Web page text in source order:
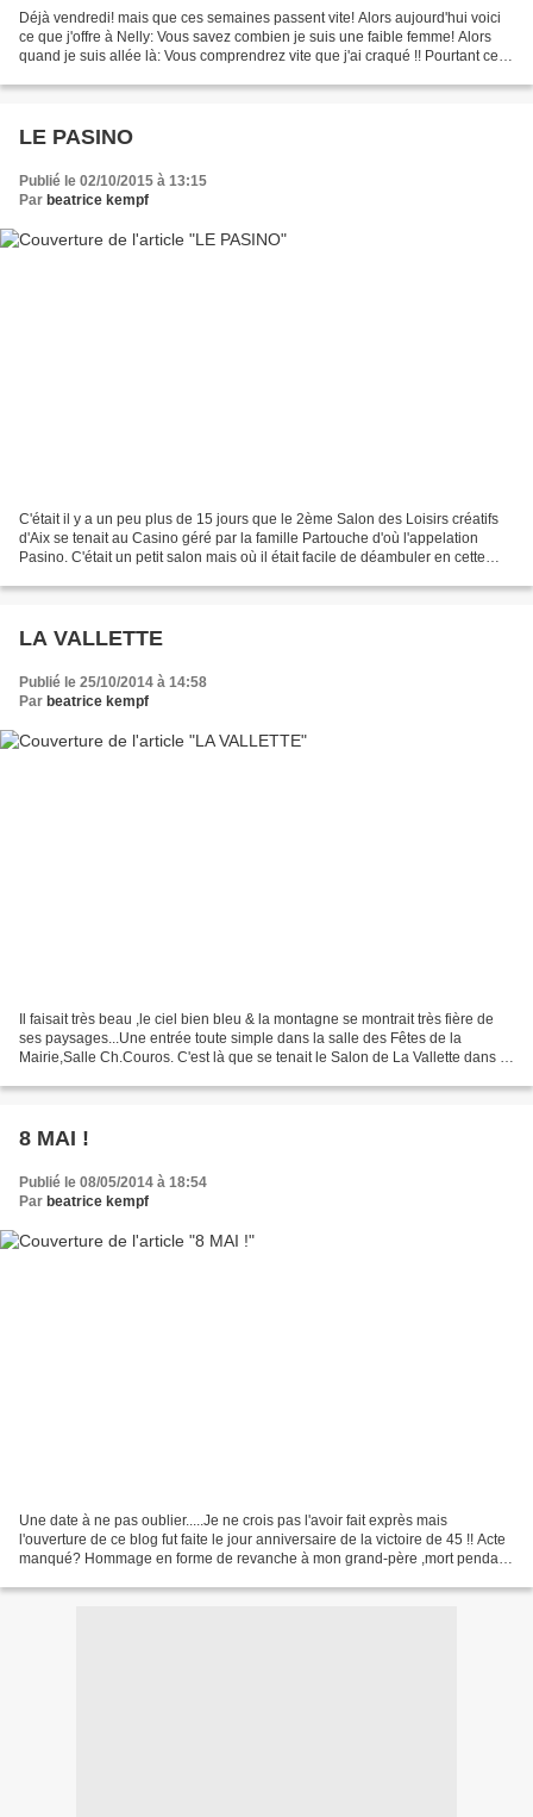
Déjà vendredi! mais que ces semaines passent vite! Alors aujourd'hui voici
ce que j'offre à Nelly: Vous savez combien je suis une faible femme! Alors
quand je suis allée là: Vous comprendrez vite que j'ai craqué !! Pourtant ces
LE PASINO
Publié le 02/10/2015 à 13:15
Par beatrice kempf
C'était il y a un peu plus de 15 jours que le 2ème Salon des Loisirs créatifs
d'Aix se tenait au Casino géré par la famille Partouche d'où l'appelation
Pasino. C'était un petit salon mais où il était facile de déambuler en cette
LA VALLETTE
Publié le 25/10/2014 à 14:58
Par beatrice kempf
Il faisait très beau ,le ciel bien bleu & la montagne se montrait très fière de
ses paysages...Une entrée toute simple dans la salle des Fêtes de la
Mairie,Salle Ch.Couros. C'est là que se tenait le Salon de La Vallette dans le
8 MAI !
Publié le 08/05/2014 à 18:54
Par beatrice kempf
Une date à ne pas oublier.....Je ne crois pas l'avoir fait exprès mais
l'ouverture de ce blog fut faite le jour anniversaire de la victoire de 45 !! Acte
manqué? Hommage en forme de revanche à mon grand-père ,mort pendant